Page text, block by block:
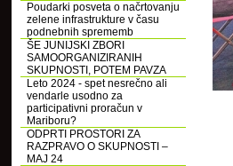
Poudarki posveta o načrtovanju
zelene infrastrukture v času
podnebnih sprememb
ŠE JUNIJSKI ZBORI
SAMOORGANIZIRANIH
SKUPNOSTI, POTEM PAVZA
Leto 2024 - spet nesrečno ali
vendarle usodno za
participativni proračun v
Mariboru?
ODPRTI PROSTORI ZA
RAZPRAVO O SKUPNOSTI –
MAJ 24